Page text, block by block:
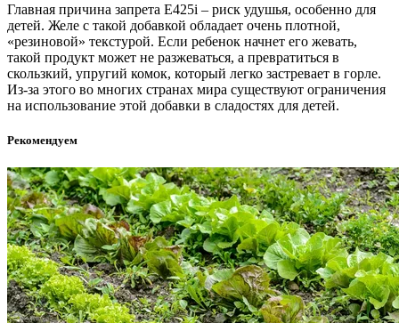
Главная причина запрета Е425i – риск удушья, особенно для
детей. Желе с такой добавкой обладает очень плотной,
«резиновой» текстурой. Если ребенок начнет его жевать,
такой продукт может не разжеваться, а превратиться в
скользкий, упругий комок, который легко застревает в горле.
Из-за этого во многих странах мира существуют ограничения
на использование этой добавки в сладостях для детей.
Рекомендуем